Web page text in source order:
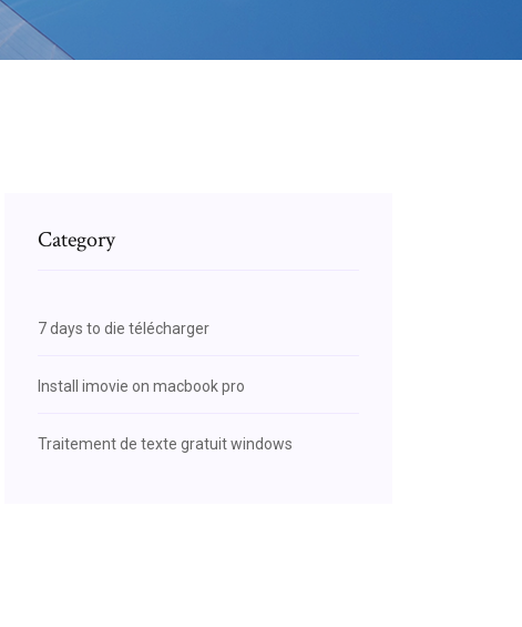
Category
7 days to die télécharger
Install imovie on macbook pro
Traitement de texte gratuit windows